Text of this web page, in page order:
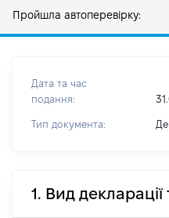
Пройшла автоперевірку:
Дата та час
подання:
Тип документа:
1. Вид декларації